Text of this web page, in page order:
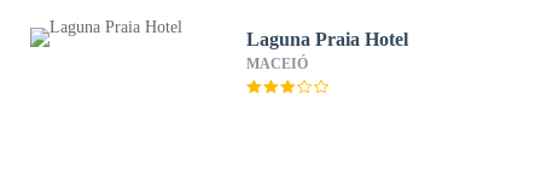
Laguna Praia Hotel
MACEIÓ